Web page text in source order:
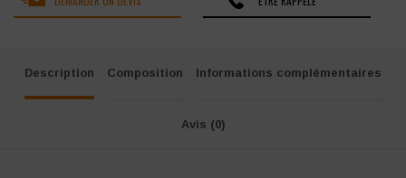
Description Composition Informations complémentaires
Avis (0)